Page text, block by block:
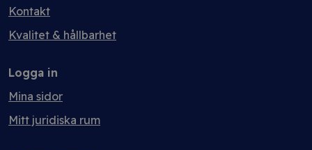
Kontakt
Kvalitet & hållbarhet
Logga in
Mina sidor
Mitt juridiska rum